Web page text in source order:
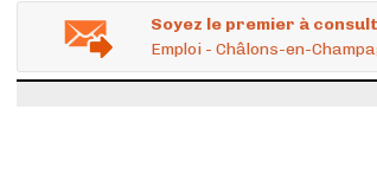
Soyez le premier à
Emploi - Châlons-en-